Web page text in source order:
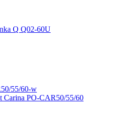
Q Q02-60U
Carina PO-CAR50/55/60